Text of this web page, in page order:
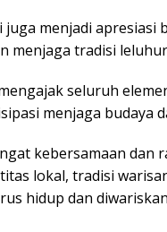
juga menjadi apresiasi
menjaga tradisi
seluruh
menjaga budaya
kebersamaan dan
lokal, tradisi
hidup dan